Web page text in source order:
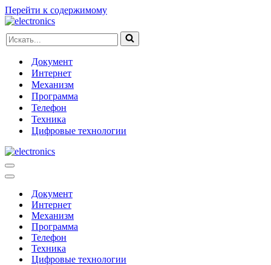
Перейти к содержимому
Искать...
Документ
Интернет
Механизм
Программа
Телефон
Техника
Цифровые технологии
Меню
навигации
Меню
навигацииДокумент
Интернет
Механизм
Программа
Телефон
Техника
Цифровые технологии